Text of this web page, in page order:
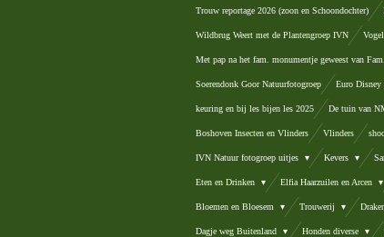
Trouw reportage 2026 (zoon en Schoondochter)
Wildbrug Weert met de Plantengroep IVN
Met pap na het fam. monumentje geweest van
Soerendonk Goor Natuurfotogroep Euro Disney
keuring en bij les bijen les 2025 De tuin van
Boshoven Insecten en Vlinders Vlinders
IVN Natuur fotogroep uitjes Kevers
Eten en Drinken Elfia Haarzuilen en Arcen
Bloemen en Bloesem Trouwerij
Dagje weg Buitenland Honden diverse